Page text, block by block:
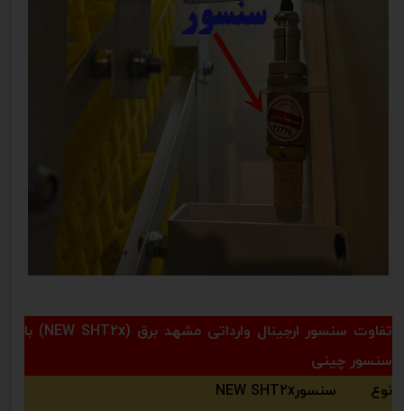
تفاوت سنسور ارجینال وارداتی مشهد برق (NEW SHT2x) با
سنسور چینی
نوع سنسورNEW SHT2x